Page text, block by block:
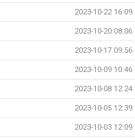
2023-10-22 16:09
2023-10-20 08:06
2023-10-17 09:56
2023-10-09 10:46
2023-10-08 12:24
2023-10-05 12:39
2023-10-03 12:09